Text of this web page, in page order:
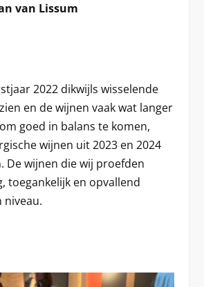
van Lissum
2022 dikwijls wisselende
en de wijnen vaak wat langer
goed in balans te komen,
wijnen uit 2023 en 2024
De wijnen die wij proefden
toegankelijk en opvallend
niveau.